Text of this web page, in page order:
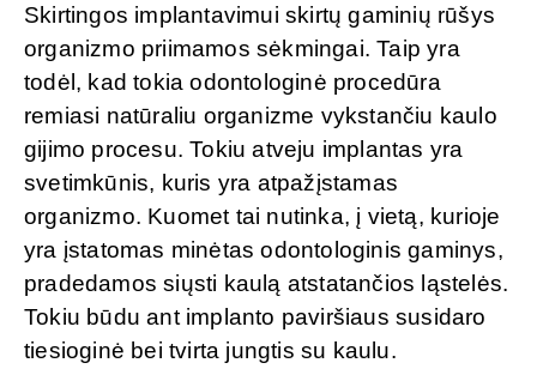
Skirtingos implantavimui skirtų gaminių rūšys
organizmo priimamos sėkmingai. Taip yra
todėl, kad tokia odontologinė procedūra
remiasi natūraliu organizme vykstančiu kaulo
gijimo procesu. Tokiu atveju implantas yra
svetimkūnis, kuris yra atpažįstamas
organizmo. Kuomet tai nutinka, į vietą, kurioje
yra įstatomas minėtas odontologinis gaminys,
pradedamos siųsti kaulą atstatančios ląstelės.
Tokiu būdu ant implanto paviršiaus susidaro
tiesioginė bei tvirta jungtis su kaulu.